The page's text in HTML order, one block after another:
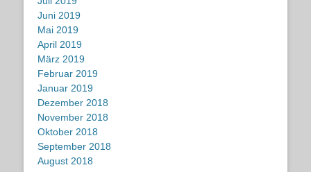
Juni 2019
Mai 2019
April 2019
März 2019
Februar 2019
Januar 2019
Dezember 2018
November 2018
Oktober 2018
September 2018
August 2018